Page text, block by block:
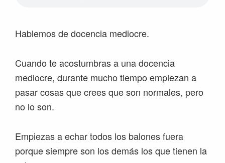
Hablemos de docencia mediocre.
Cuando te acostumbras a una docencia
mediocre, durante mucho tiempo empiezan a
pasar cosas que crees que son normales, pero
no lo son.
Empiezas a echar todos los balones fuera
porque siempre son los demás los que tienen la